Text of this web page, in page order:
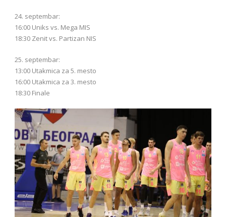
24. septembar:
16:00 Uniks vs. Mega MIS
18:30 Zenit vs. Partizan NIS
25. septembar:
13:00 Utakmica za 5. mesto
16:00 Utakmica za 3. mesto
18:30 Finale